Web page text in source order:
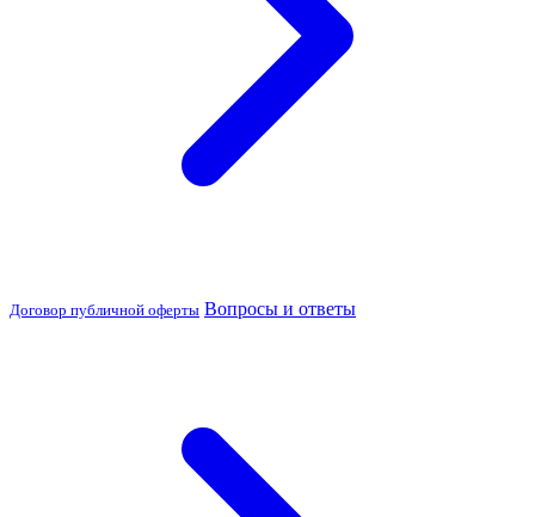
Договор публичной оферты Вопросы и ответы